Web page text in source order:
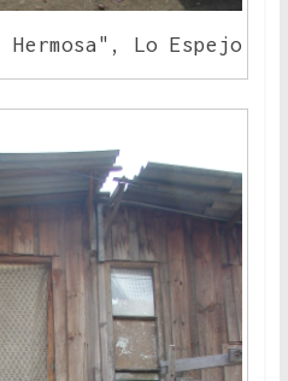
Hermosa", Lo Espejo